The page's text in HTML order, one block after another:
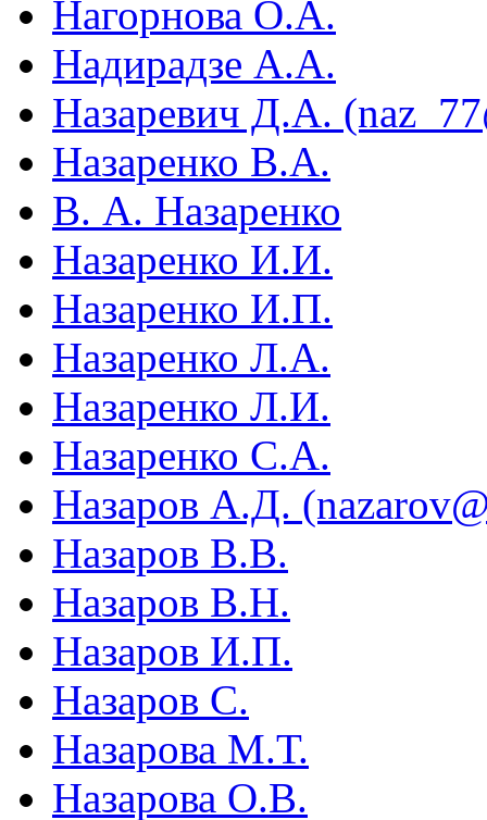
Нагорнова О.А.
Надирадзе А.А.
Назаревич Д.А.
Назаренко В.А.
В. А. Назаренко
Назаренко И.И.
Назаренко И.П.
Назаренко Л.А.
Назаренко Л.И.
Назаренко С.А.
Назаров А.Д.
Назаров В.В.
Назаров В.Н.
Назаров И.П.
Назаров С.
Назарова М.Т.
Назарова О.В.